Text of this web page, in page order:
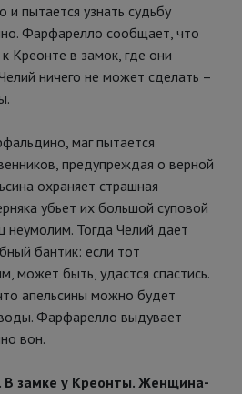
пытается узнать судьбу
Фарфарелло сообщает, что
Креонте в замок, где они
ничего не может сделать –
маг пытается
предупреждая о верной
охраняет страшная
убьет их большой суповой
Тогда Челий дает
бантик: если тот
может быть, удастся спастись.
апельсины можно будет
Фарфарелло выдувает
вон.
В замке у Креонты. Женщина-